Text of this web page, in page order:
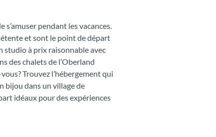
pendant les vacances.
et sont le point de départ
studio à prix raisonnable avec
des chalets de l’Oberland
Trouvez l’hébergement qui
bijou dans un village de
idéaux pour des expériences